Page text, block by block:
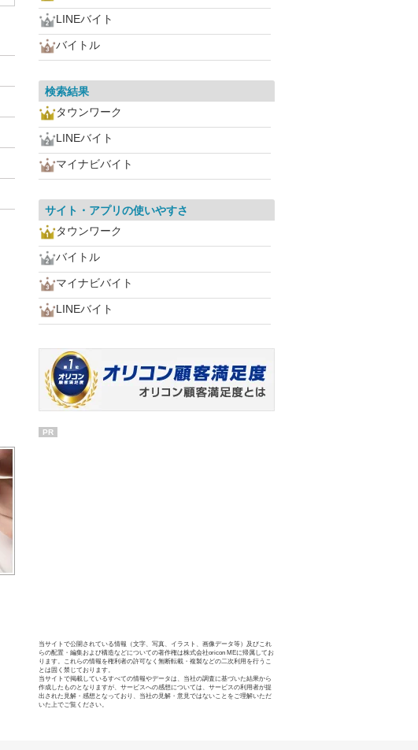
LINEバイト
バイトル
検索結果
タウンワーク
LINEバイト
マイナビバイト
サイト・アプリの使いやすさ
タウンワーク
バイトル
マイナビバイト
LINEバイト
PR
当サイトで公開されている情報（文字、写真、イラスト、画像データ等）及びこれ
らの配置・編集および構造などについての著作権は株式会社oricon MEに帰属してお
ります。これらの情報を権利者の許可なく無断転載・複製などの二次利用を行うこ
とは固く禁じております。
当サイトで掲載しているすべての情報やデータは、当社の調査に基づいた結果から
作成したものとなりますが、サービスへの感想については、サービスの利用者が提
出された見解・感想となっており、当社の見解・意見ではないことをご理解いただ
いた上でご覧ください。